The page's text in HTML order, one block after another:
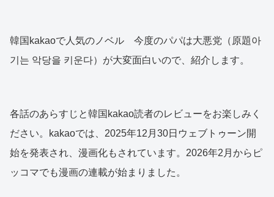
韓国kakaoで人気のノベル 今度のパパは大悪党（原題아
기는 악당을 키운다）が大変面白いので、紹介します。
各話のあらすじと韓国kakao読者のレビューをお楽しみく
ださい。kakaoでは、2025年12月30日ウェブトゥーン開
始を発表され、漫画化もされています。2026年2月からピ
ッコマでも漫画の連載が始まりました。